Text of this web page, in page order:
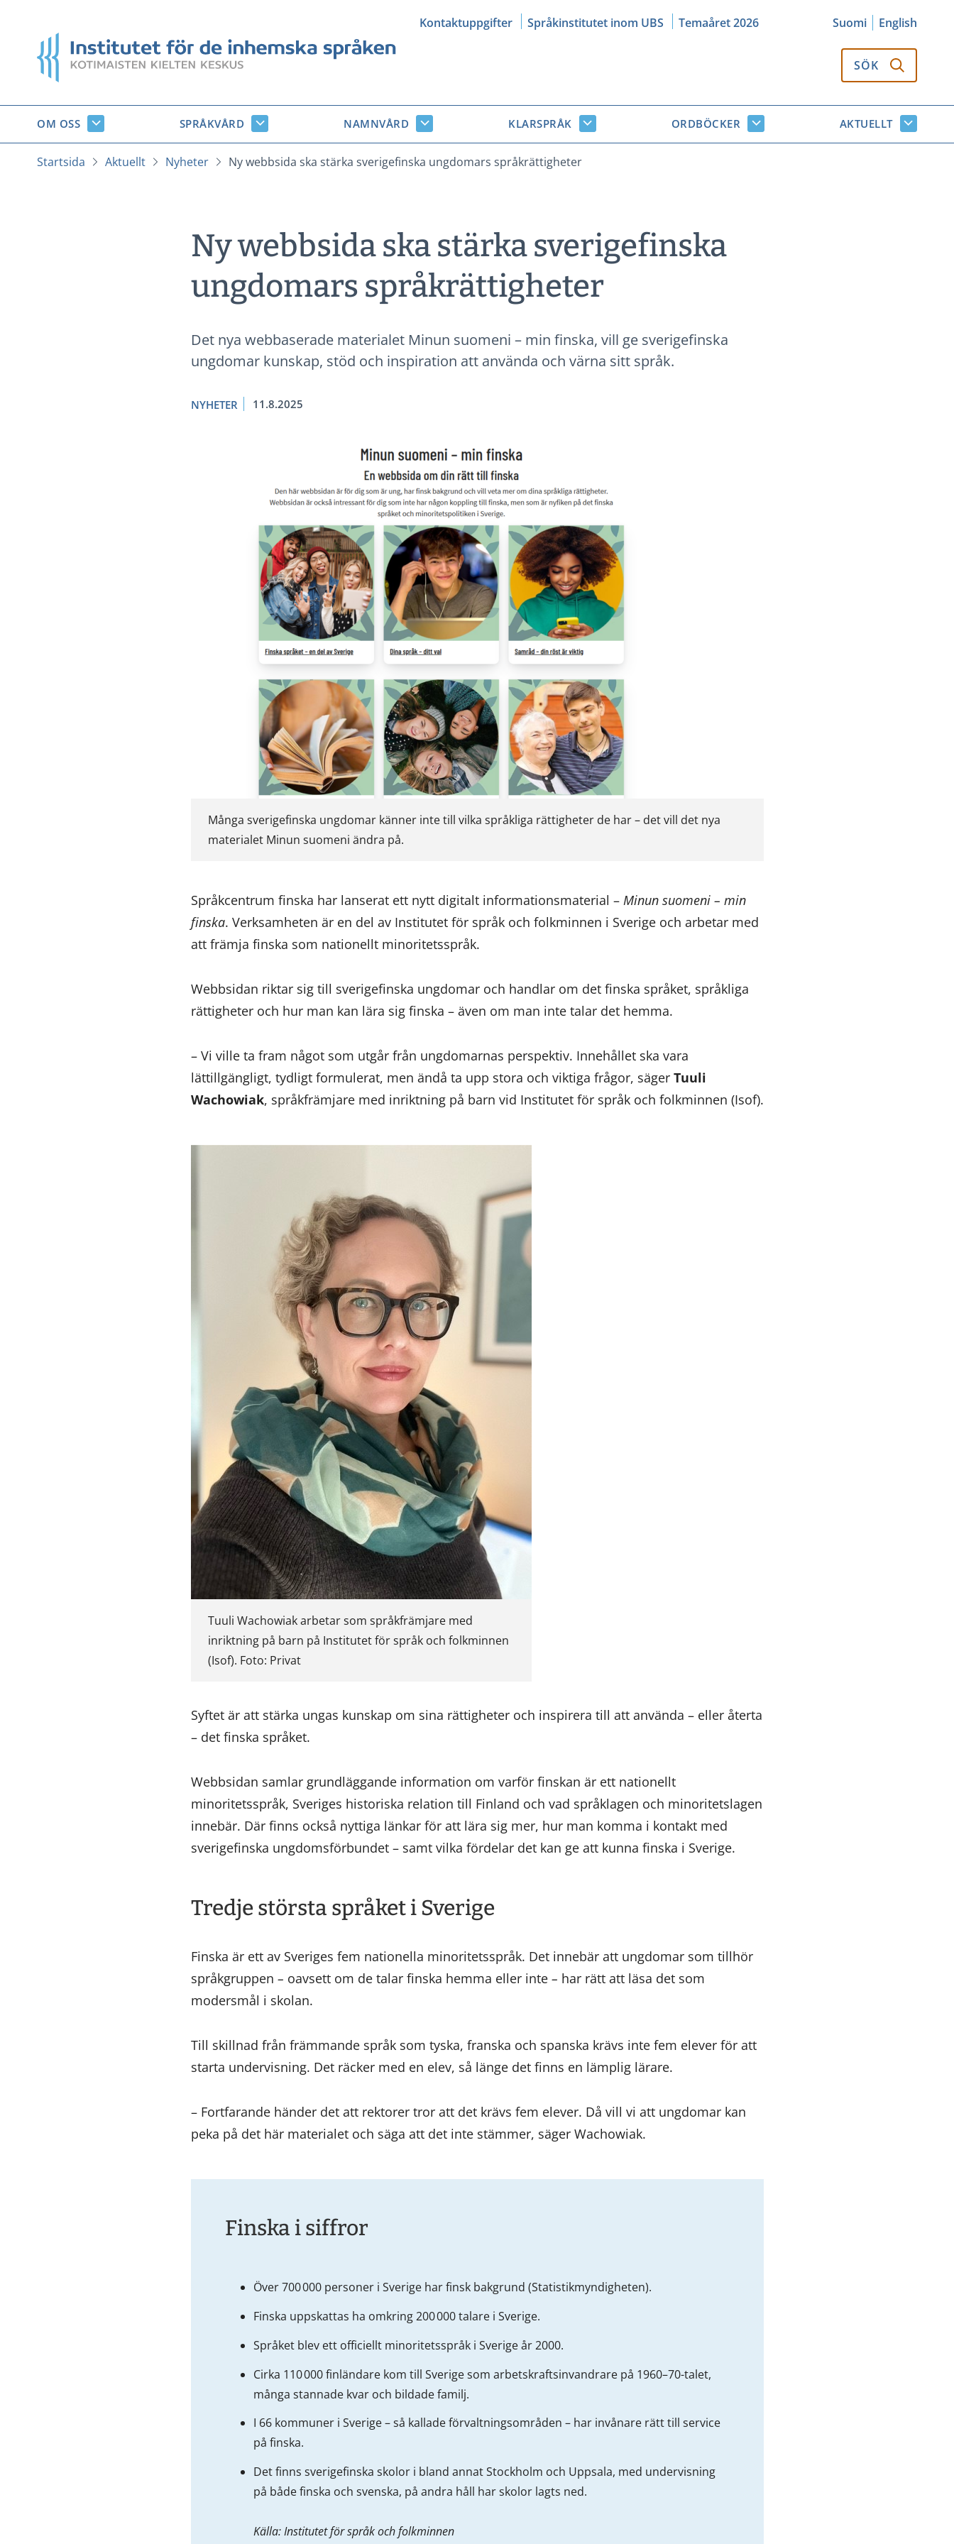
innehåll
Kontaktuppgifter Språkinstitutet inom UBS Temaåret 2026 Suomi
English
Startsida
SÖK
OM OSS
Om
oss
undersidor
SPRÅKVÅRD
Språkvård
undersidor
NAMNVÅRD
Namnvård
undersidor
KLARSPRÅK
Klarspråk
undersidor
ORDBÖCKER
Ordböcker
undersidor
AKTUELLT
Aktuellt
Startsida
Aktuellt Nyheter Ny webbsida ska stärka sverigefinska ungdomars språkrättigheter
Ny webbsida ska stärka sverigefinska
ungdomars språkrättigheter
Det nya webbaserade materialet Minun suomeni – min finska, vill ge sverigefinska
ungdomar kunskap, stöd och inspiration att använda och värna sitt språk.
NYHETER 11.8.2025
Många sverigefinska ungdomar känner inte till vilka språkliga rättigheter de har – det vill det nya
materialet Minun suomeni ändra på.
Språkcentrum finska har lanserat ett nytt digitalt informationsmaterial – Minun suomeni – min
finska. Verksamheten är en del av Institutet för språk och folkminnen i Sverige och arbetar med
att främja finska som nationellt minoritetsspråk.
Webbsidan riktar sig till sverigefinska ungdomar och handlar om det finska språket, språkliga
rättigheter och hur man kan lära sig finska – även om man inte talar det hemma.
– Vi ville ta fram något som utgår från ungdomarnas perspektiv. Innehållet ska vara
lättillgängligt, tydligt formulerat, men ändå ta upp stora och viktiga frågor, säger Tuuli
Wachowiak, språkfrämjare med inriktning på barn vid Institutet för språk och folkminnen (Isof).
Tuuli Wachowiak arbetar som språkfrämjare med
inriktning på barn på Institutet för språk och folkminnen
(Isof). Foto: Privat
Syftet är att stärka ungas kunskap om sina rättigheter och inspirera till att använda – eller återta
– det finska språket.
Webbsidan samlar grundläggande information om varför finskan är ett nationellt
minoritetsspråk, Sveriges historiska relation till Finland och vad språklagen och minoritetslagen
innebär. Där finns också nyttiga länkar för att lära sig mer, hur man komma i kontakt med
sverigefinska ungdomsförbundet – samt vilka fördelar det kan ge att kunna finska i Sverige.
Tredje största språket i Sverige
Finska är ett av Sveriges fem nationella minoritetsspråk. Det innebär att ungdomar som tillhör
språkgruppen – oavsett om de talar finska hemma eller inte – har rätt att läsa det som
modersmål i skolan.
Till skillnad från främmande språk som tyska, franska och spanska krävs inte fem elever för att
starta undervisning. Det räcker med en elev, så länge det finns en lämplig lärare.
– Fortfarande händer det att rektorer tror att det krävs fem elever. Då vill vi att ungdomar kan
peka på det här materialet och säga att det inte stämmer, säger Wachowiak.
Finska i siffror
Över 700 000 personer i Sverige har finsk bakgrund (Statistikmyndigheten).
Finska uppskattas ha omkring 200 000 talare i Sverige.
Språket blev ett officiellt minoritetsspråk i Sverige år 2000.
Cirka 110 000 finländare kom till Sverige som arbetskraftsinvandrare på 1960–70-talet,
många stannade kvar och bildade familj.
I 66 kommuner i Sverige – så kallade förvaltningsområden – har invånare rätt till service
på finska.
Det finns sverigefinska skolor i bland annat Stockholm och Uppsala, med undervisning
på både finska och svenska, på andra håll har skolor lagts ned.
Källa: Institutet för språk och folkminnen